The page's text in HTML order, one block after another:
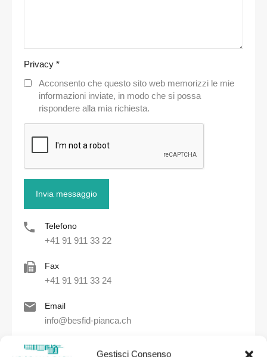
Gestisci Consenso
Privacy *
Acconsento che questo sito web memorizzi le mie
informazioni inviate, in modo che si possa
rispondere alla mia richiesta.
Telefono
+41 91 911 33 22
Fax
+41 91 911 33 24
Email
info@besfid-pianca.ch
Indirizzo